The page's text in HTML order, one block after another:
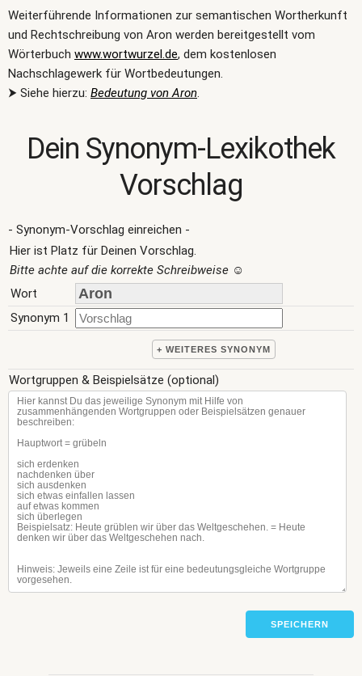
Weiterführende Informationen zur semantischen Wortherkunft
und Rechtschreibung von Aron werden bereitgestellt vom
Wörterbuch www.wortwurzel.de, dem kostenlosen
Nachschlagewerk für Wortbedeutungen.
⮞ Siehe hierzu: Bedeutung von Aron.
Dein Synonym-Lexikothek
Vorschlag
- Synonym-Vorschlag einreichen -
Hier ist Platz für Deinen Vorschlag.
Bitte achte auf die korrekte Schreibweise ☺
Wort
Synonym 1
+ WEITERES SYNONYM
Wortgruppen & Beispielsätze (optional)
SPEICHERN